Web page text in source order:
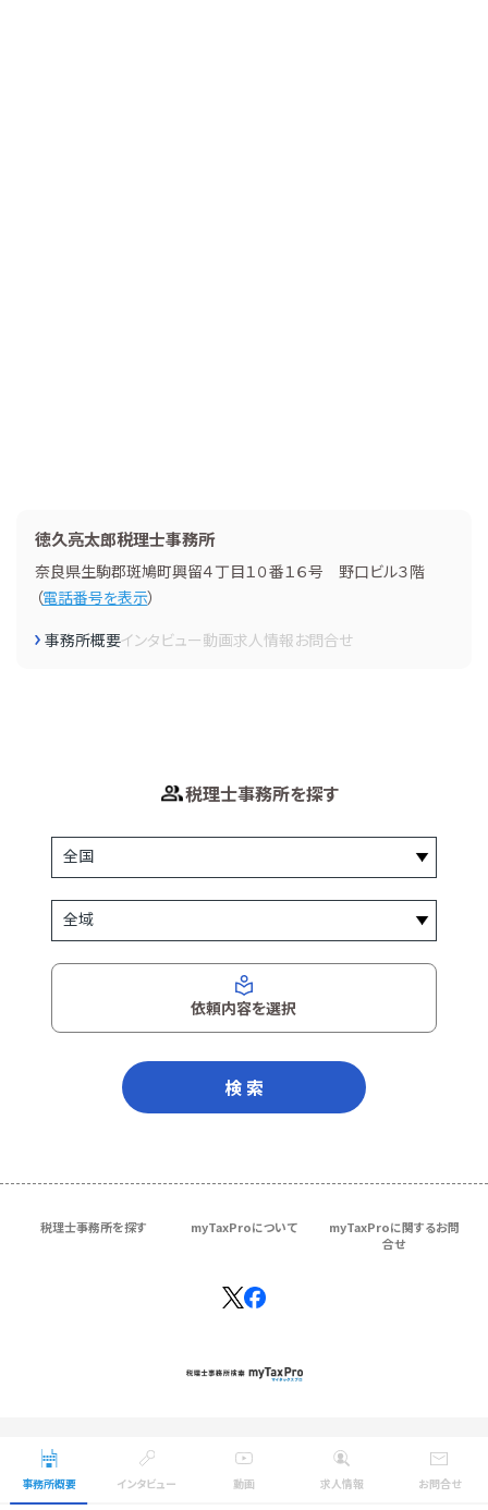
事務所概要 インタビュー 動画 求人情報 お問合せ
徳久亮太郎税理士事務所
奈良県生駒郡斑鳩町興留４丁目１０番１６号 野口ビル３階
（電話番号を表示）
事務所概要インタビュー動画求人情報お問合せ
税理士事務所を探す
依頼内容を選択
検 索
税理士事務所を探す myTaxProについて
myTaxProに関するお問
合せ
Copyright © ＴＫＣ Corporation
All Rights Reserved.